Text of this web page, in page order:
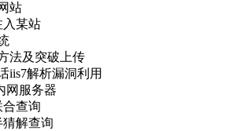
站
入某站
法及突破上传
iis7解析漏洞利用
网服务器
合查询
解查询